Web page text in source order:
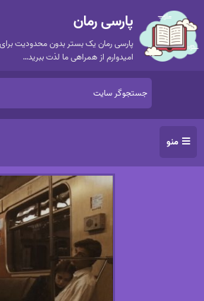
پارسی رمان
پارسی رمان یک بستر بدون محدودیت
امیدوارم از همراهی ما لذت ببرید…
منو